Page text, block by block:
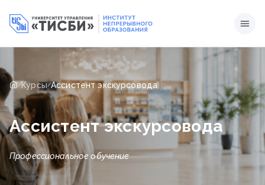
/Курсы/Ассистент экскурсовода
Ассистент экскурсовода
Профессиональное обучение